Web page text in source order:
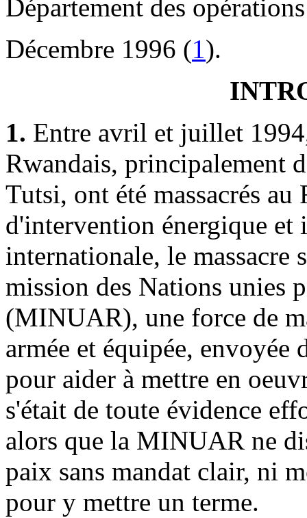
Département des
Décembre 1996 (1).
1. Entre avril et juillet
Rwandais, principalement
Tutsi, ont été massacrés au
d'intervention énergique et
internationale, le massacre
mission des Nations unies
(MINUAR), une force de
armée et équipée, envoyée
pour aider à mettre en
s'était de toute évidence
alors que la MINUAR ne
paix sans mandat clair, ni
pour y mettre un terme.